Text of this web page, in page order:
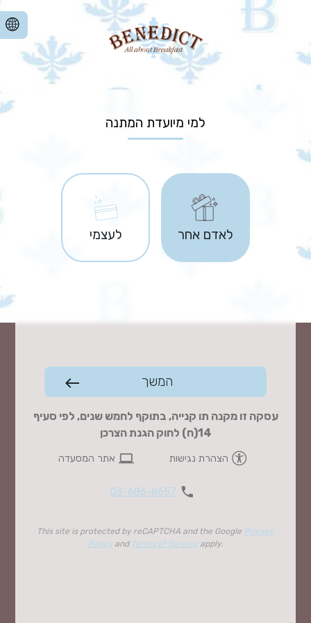
למי מיועדת המתנה
לאדם אחר לעצמי
המשך west
עסקה זו מקנה תו קנייה, בתוקף לחמש שנים, לפי סעיף
14(ח) לחוק הגנת הצרכן
הצהרת נגישות computer אתר המסעדה
phone
03-686-8657
This site is protected by reCAPTCHA and the Google Privacy
Policy and Terms of Service apply.